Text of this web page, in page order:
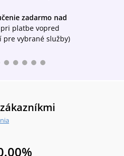
zadarmo nad
pri platbe vopred
pre vybrané služby)
%